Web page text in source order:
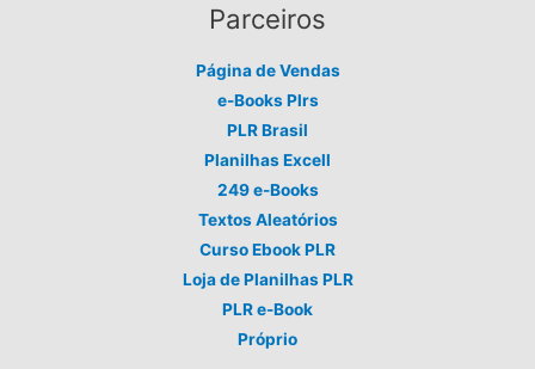
Parceiros
Página de Vendas
e-Books Plrs
PLR Brasil
Planilhas Excell
249 e-Books
Textos Aleatórios
Curso Ebook PLR
Loja de Planilhas PLR
PLR e-Book
Próprio